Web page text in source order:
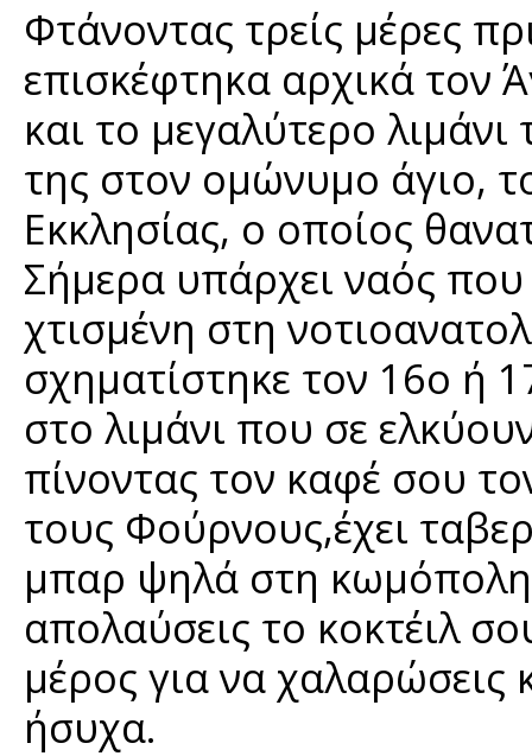
Φτάνοντας τρείς μέρες
επισκέφτηκα αρχικά τον
και το μεγαλύτερο
της στον ομώνυμο άγιο,
Εκκλησίας, ο οποίος
Σήμερα υπάρχει ναός που
χτισμένη στη
σχηματίστηκε τον 16o ή
στο λιμάνι που σε
πίνοντας τον καφέ σου
τους Φούρνους,έχει
μπαρ ψηλά στη
απολαύσεις το κοκτέιλ
μέρος για να χαλαρώσεις
ήσυχα.